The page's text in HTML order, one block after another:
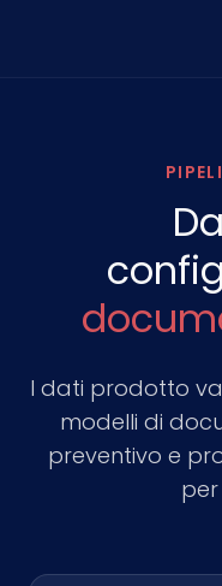
I dati prodotto
modelli di
preventivo e